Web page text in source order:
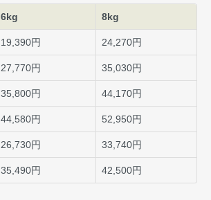
6kg 8kg
19,390円 24,270円
27,770円 35,030円
35,800円 44,170円
44,580円 52,950円
26,730円 33,740円
35,490円 42,500円